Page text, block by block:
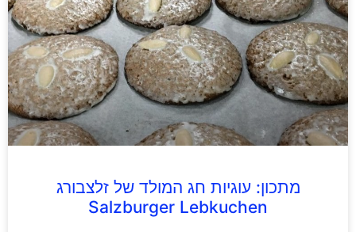
מתכון: עוגיות חג המולד של זלצבורג
Salzburger Lebkuchen